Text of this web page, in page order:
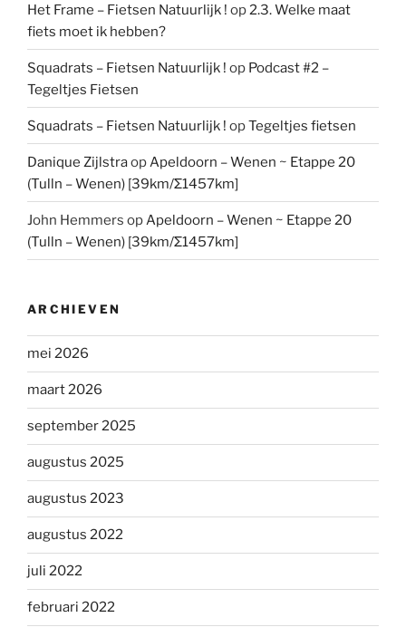
Het Frame – Fietsen Natuurlijk ! op2.3. Welke maat
fiets moet ik hebben?
Squadrats – Fietsen Natuurlijk ! op Podcast #2 –
Tegeltjes Fietsen
Squadrats – Fietsen Natuurlijk ! opTegeltjes fietsen
Danique ZijlstraopApeldoorn – Wenen ~ Etappe 20
(Tulln – Wenen) [39km/Σ1457km]
John Hemmers opApeldoorn – Wenen ~ Etappe 20
(Tulln – Wenen) [39km/Σ1457km]
ARCHIEVEN
mei 2026
maart 2026
september 2025
augustus 2025
augustus 2023
augustus 2022
juli 2022
februari 2022